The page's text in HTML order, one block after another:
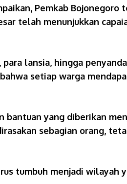
Pemkab Bojonegoro
telah menunjukkan
lansia, hingga
setiap warga
bantuan yang diberikan
sebagian orang,
tumbuh menjadi wilayah